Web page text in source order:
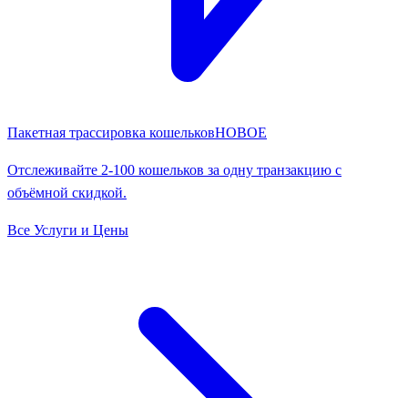
Пакетная трассировка кошельковНОВОЕ
Отслеживайте 2-100 кошельков за одну транзакцию с
объёмной скидкой.
Все Услуги и Цены